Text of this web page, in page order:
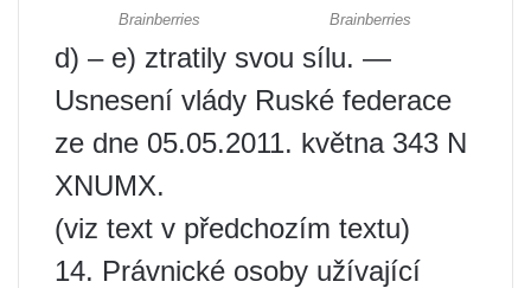
d) – e) ztratily svou sílu. —
Usnesení vlády Ruské federace
ze dne 05.05.2011. května 343 N
XNUMX.
(viz text v předchozím textu)
14. Právnické osoby užívající